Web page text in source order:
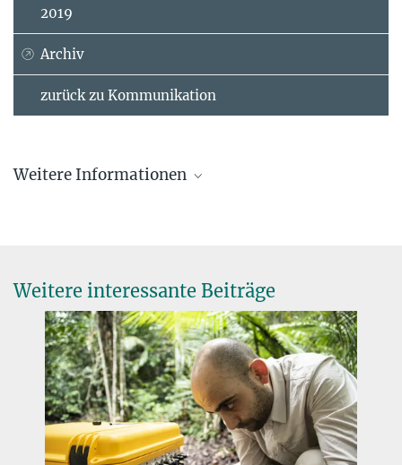
2019
Archiv
zurück zu Kommunikation
Weitere Informationen
Weitere interessante Beiträge